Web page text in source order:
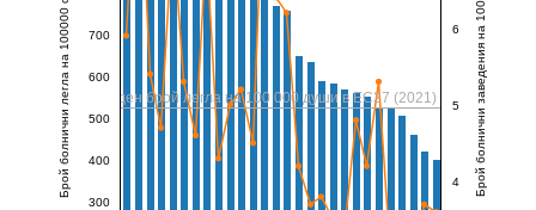
Среден брой легла на 100 000 души в ЕС27 (2021)
300
400
500
600
700
4
5
6